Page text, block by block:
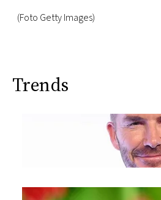
(Foto Getty Images)
Trends